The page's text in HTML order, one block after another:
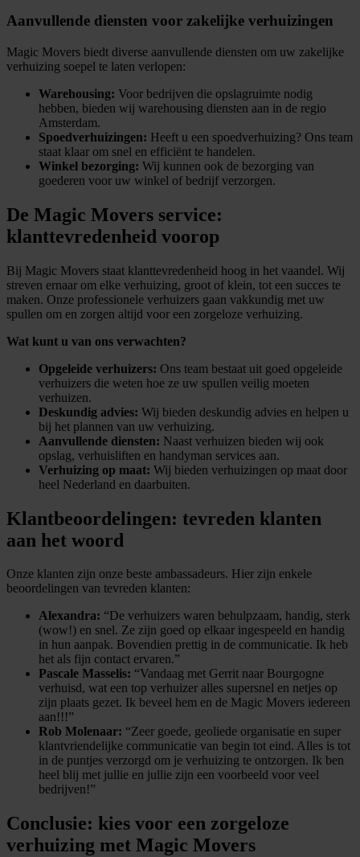
Aanvullende diensten voor zakelijke verhuizingen
Magic Movers biedt diverse aanvullende diensten om uw zakelijke
verhuizing soepel te laten verlopen:
Warehousing: Voor bedrijven die opslagruimte nodig
hebben, bieden wij warehousing diensten aan in de regio
Amsterdam.
Spoedverhuizingen: Heeft u een spoedverhuizing? Ons team
staat klaar om snel en efficiënt te handelen.
Winkel bezorging: Wij kunnen ook de bezorging van
goederen voor uw winkel of bedrijf verzorgen.
De Magic Movers service:
klanttevredenheid voorop
Bij Magic Movers staat klanttevredenheid hoog in het vaandel. Wij
streven ernaar om elke verhuizing, groot of klein, tot een succes te
maken. Onze professionele verhuizers gaan vakkundig met uw
spullen om en zorgen altijd voor een zorgeloze verhuizing.
Wat kunt u van ons verwachten?
Opgeleide verhuizers: Ons team bestaat uit goed opgeleide
verhuizers die weten hoe ze uw spullen veilig moeten
verhuizen.
Deskundig advies: Wij bieden deskundig advies en helpen u
bij het plannen van uw verhuizing.
Aanvullende diensten: Naast verhuizen bieden wij ook
opslag, verhuisliften en handyman services aan.
Verhuizing op maat: Wij bieden verhuizingen op maat door
heel Nederland en daarbuiten.
Klantbeoordelingen: tevreden klanten
aan het woord
Onze klanten zijn onze beste ambassadeurs. Hier zijn enkele
beoordelingen van tevreden klanten:
Alexandra: “De verhuizers waren behulpzaam, handig, sterk
(wow!) en snel. Ze zijn goed op elkaar ingespeeld en handig
in hun aanpak. Bovendien prettig in de communicatie. Ik heb
het als fijn contact ervaren.”
Pascale Masselis: “Vandaag met Gerrit naar Bourgogne
verhuisd, wat een top verhuizer alles supersnel en netjes op
zijn plaats gezet. Ik beveel hem en de Magic Movers iedereen
aan!!!”
Rob Molenaar: “Zeer goede, geoliede organisatie en super
klantvriendelijke communicatie van begin tot eind. Alles is tot
in de puntjes verzorgd om je verhuizing te ontzorgen. Ik ben
heel blij met jullie en jullie zijn een voorbeeld voor veel
bedrijven!”
Conclusie: kies voor een zorgeloze
verhuizing met Magic Movers